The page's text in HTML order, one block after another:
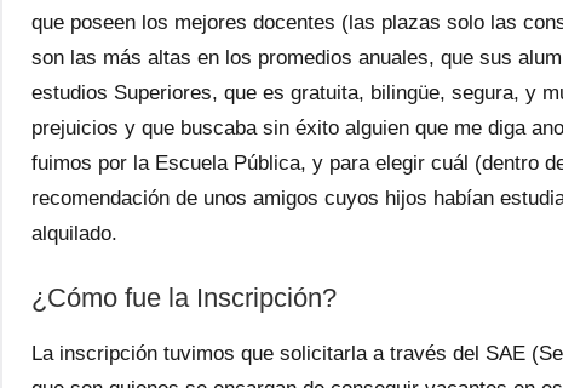
que poseen los mejores docentes (las plazas solo las
son las más altas en los promedios anuales, que sus
estudios Superiores, que es gratuita, bilingüe, segura, y
prejuicios y que buscaba sin éxito alguien que me diga
fuimos por la Escuela Pública, y para elegir cuál (dentro
recomendación de unos amigos cuyos hijos habían
alquilado.
¿Cómo fue la Inscripción?
La inscripción tuvimos que solicitarla a través del SAE